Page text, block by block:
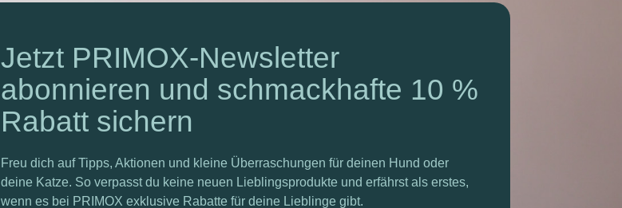
Jetzt PRIMOX-Newsletter
abonnieren und schmackhafte 10 %
Rabatt sichern
Freu dich auf Tipps, Aktionen und kleine Überraschungen für deinen Hund oder
deine Katze. So verpasst du keine neuen Lieblingsprodukte und erfährst als erstes,
wenn es bei PRIMOX exklusive Rabatte für deine Lieblinge gibt.